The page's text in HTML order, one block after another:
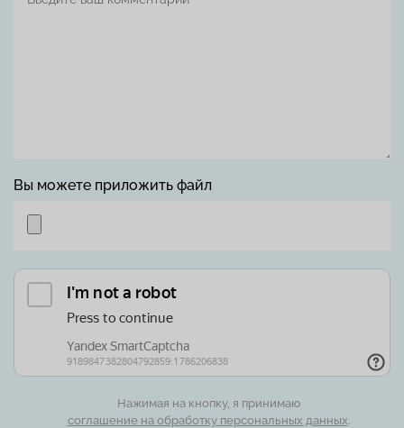
Вы можете приложить файл
Нажимая на кнопку, я принимаю
соглашение на обработку персональных данных.